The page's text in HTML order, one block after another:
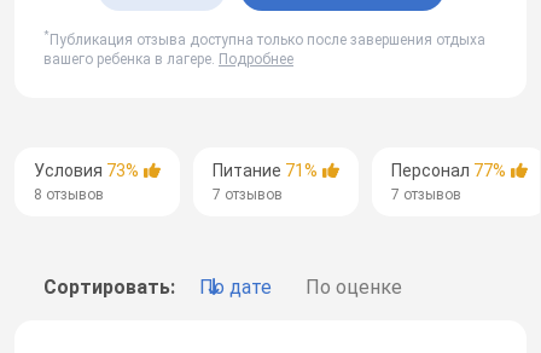
Условия 73%
8 отзывов
Питание 71%
7 отзывов
Персонал 77%
7 отзывов
Сортировать: По дате По оценке
* Публикация отзыва доступна только после завершения отдыха
вашего ребенка в лагере. Подробнее